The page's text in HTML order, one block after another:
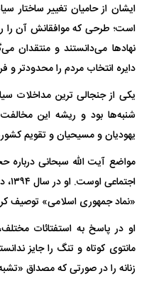
ایشان از حامیان تغییر ساختار
است؛ طرحی که موافقانش آن
نهادها می‌دانستند و منتقدان
دایره انتخاب مردم را محدودتر
یکی از جنجالی ترین مداخلات
شنبه‌ها بود و ریشه این
یهودیان و مسیحیان و تقویم
مواضع آیت الله سبحانی
«نماد جمهوری اسلامی» توصیف
او در پاسخ به استفتائات
مانتوی کوتاه و تنگ را جایز
زنانه را در صورتی که مصداق